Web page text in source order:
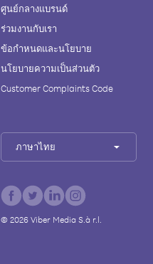
ศูนย์กลางแบรนด์
ร่วมงานกับเรา
ข้อกำหนดและนโยบาย
นโยบายความเป็นส่วนตัว
Customer Complaints Code
ภาษาไทย
© 2026Viber Media S.à r.l.